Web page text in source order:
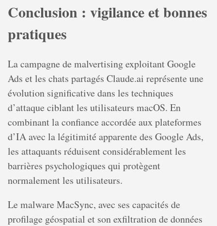
Conclusion : vigilance et bonnes
pratiques
La campagne de malvertising exploitant Google
Ads et les chats partagés Claude.ai représente une
évolution significative dans les techniques
d’attaque ciblant les utilisateurs macOS. En
combinant la confiance accordée aux plateformes
d’IA avec la légitimité apparente des Google Ads,
les attaquants réduisent considérablement les
barrières psychologiques qui protègent
normalement les utilisateurs.
Le malware MacSync, avec ses capacités de
profilage géospatial et son exfiltration de données